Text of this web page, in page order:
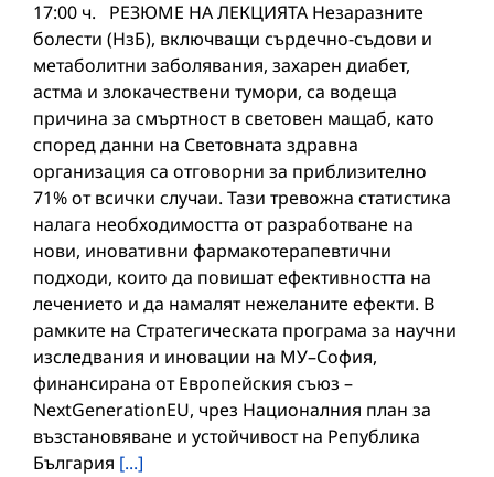
17:00 ч. РЕЗЮМЕ НА ЛЕКЦИЯТА Незаразните
болести (НзБ), включващи сърдечно-съдови и
метаболитни заболявания, захарен диабет,
астма и злокачествени тумори, са водеща
причина за смъртност в световен мащаб, като
според данни на Световната здравна
организация са отговорни за приблизително
71% от всички случаи. Тази тревожна статистика
налага необходимостта от разработване на
нови, иновативни фармакотерапевтични
подходи, които да повишат ефективността на
лечението и да намалят нежеланите ефекти. В
рамките на Стратегическата програма за научни
изследвания и иновации на МУ–София,
финансирана от Европейския съюз –
NextGenerationEU, чрез Националния план за
възстановяване и устойчивост на Република
България [...]